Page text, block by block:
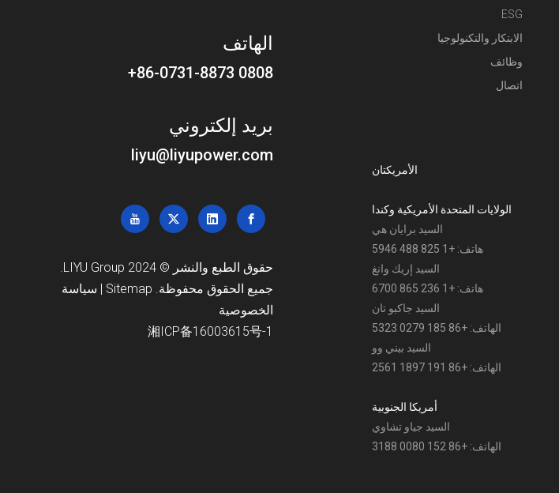
الهاتف
0808 86-0731-8873+
بريد إلكتروني
liyu@liyupower.com
حقوق الطبع والنشر © 2024 LIYU Group.
جميع الحقوق محفوظة. Sitemap
سياسة
الخصوصية
湘ICP备16003615号-1
ESG
الابتكار والتكنولوجيا
وظائف
اتصال
الأمريكتان
الولايات المتحدة الأمريكية وكندا
السيد برايان هي
هاتف: +1 825 488 5946
السيد إريك وانغ
هاتف: +1 236 865 6700
السيد جاكبو تان
الهاتف: +86 185 0279 5323
السيد بيني وو
الهاتف: +86 191 1897 2561
أمريكا الجنوبية
السيد جياو تشاوي
الهاتف: +86 152 0080 3188